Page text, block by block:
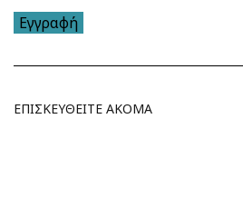
Εγγραφή
ΕΠΙΣΚΕΥΘΕΙΤΕ ΑΚΟΜΑ